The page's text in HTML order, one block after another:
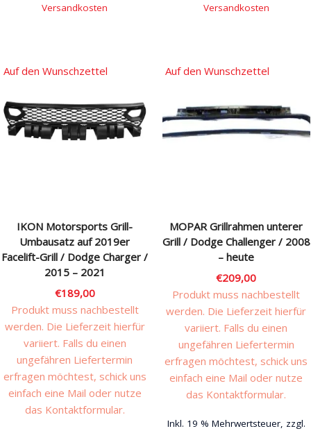
Versandkosten
Versandkosten
IKON Motorsports Grill-
Umbausatz auf 2019er
Facelift-Grill / Dodge Charger /
2015 – 2021
€189,00
Produkt muss nachbestellt
werden. Die Lieferzeit hierfür
variiert. Falls du einen
ungefähren Liefertermin
erfragen möchtest, schick uns
einfach eine Mail oder nutze
das Kontaktformular.
Auf den Wunschzettel
MOPAR Grillrahmen unterer
Grill / Dodge Challenger / 2008
– heute
€209,00
Produkt muss nachbestellt
werden. Die Lieferzeit hierfür
variiert. Falls du einen
ungefähren Liefertermin
erfragen möchtest, schick uns
einfach eine Mail oder nutze
das Kontaktformular.
Inkl. 19 % Mehrwertsteuer, zzgl.
Auf den Wunschzettel